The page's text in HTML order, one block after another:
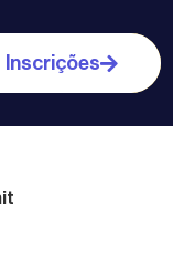
Inscrições